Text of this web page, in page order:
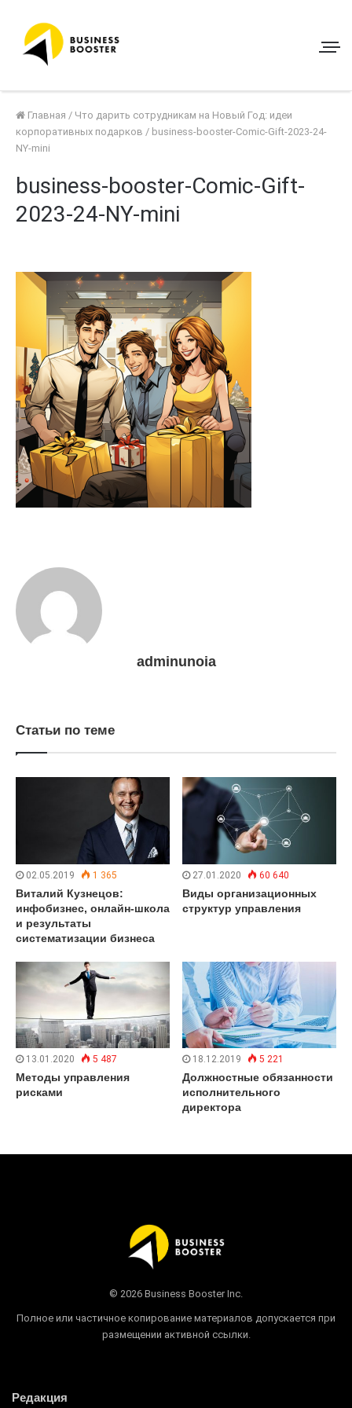
Главная / Что дарить сотрудникам на Новый Год: идеи
корпоративных подарков / business-booster-Comic-Gift-2023-24-
NY-mini
business-booster-Comic-Gift-
2023-24-NY-mini
adminunoia
Статьи по теме
02.05.2019 1 365
Виталий Кузнецов:
инфобизнес, онлайн-школа
и результаты
систематизации бизнеса
27.01.2020 60 640
Виды организационных
структур управления
13.01.2020 5 487
Методы управления
рисками
18.12.2019 5 221
Должностные обязанности
исполнительного
директора
© 2026 Business Booster Inc.
Полное или частичное копирование материалов допускается при
размещении активной ссылки.
Редакция